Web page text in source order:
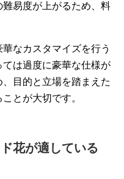
易度が上がるため、料
なカスタマイズを行う
は過度に豪華な仕様が
目的と立場を踏まえた
とが大切です。
花が適している